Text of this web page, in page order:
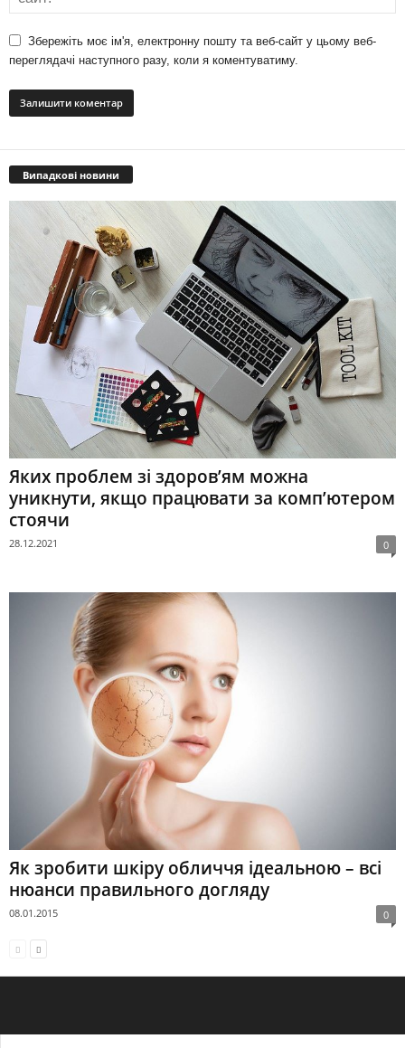
Збережіть моє ім'я, електронну пошту та веб-сайт у цьому веб-
переглядачі наступного разу, коли я коментуватиму.
Випадкові новини
Яких проблем зі здоров’ям можна
уникнути, якщо працювати за комп’ютером
стоячи
28.12.2021 0
Як зробити шкіру обличчя ідеальною – всі
нюанси правильного догляду
08.01.2015 0